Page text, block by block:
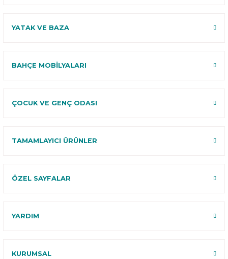
YATAK VE BAZA
BAHÇE MOBİLYALARI
ÇOCUK VE GENÇ ODASI
TAMAMLAYICI ÜRÜNLER
ÖZEL SAYFALAR
YARDIM
KURUMSAL